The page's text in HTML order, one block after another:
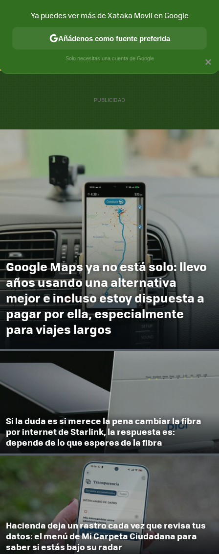
CONECTIVIDAD MÓVIL Y SOCIEDAD APLICACIONES
Google Maps ya no está solo: llevo
años usando una alternativa
mejor e incluso estoy dispuesta a
pagar por ella, especialmente
para viajes largos
Si la duda es si merece la pena cambiar la fibra
por internet de Starlink, la respuesta es:
depende de lo que esperes de la fibra
Hacienda deja un rastro cada vez que revisa tus
datos: el menú de Mi Carpeta Ciudadana para
saber si estás bajo su radar
×
Ya puedes ver más de Xataka Movil en Google
Añádenos como fuente preferida
Solo necesitas una cuenta de Google